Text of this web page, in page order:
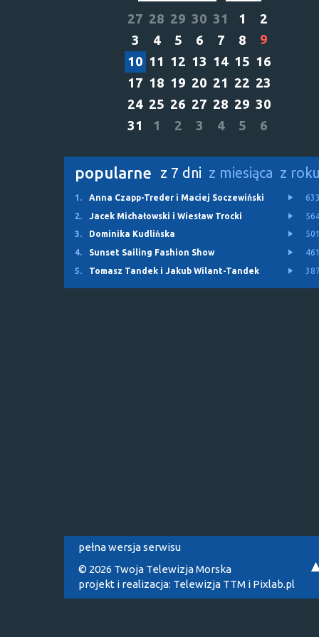
27 28 29 30 31 1
2
3
4 5 6 7 8
9
10 11 12 13 14 15 16
17 18 19 20 21 22 23
24 25 26 27 28 29 30
31
1 2 3 4 5 6
popularne z 7 dni z miesiąca z
1. Anna Czapp-Treder i Maciej Soczewiński
2.
Jacek Michałowski i Wiesław Trocki
3.
Dominika Kudlińska
4.
Sunset Sailing Fashion Show
5.
Tomasz Tandek i Jakub Wilant-Tandek
pełna wersja serwisu
© 2026 Twoja Telewizja Morska
projekt i realizacja: Telewizja TTM i Pixlab.pl